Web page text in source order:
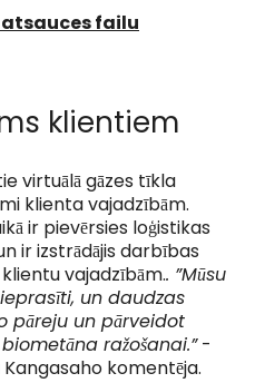
atsauces failu
klientiem
virtuālā gāzes tīkla
klienta vajadzībām.
ir pievērsies loģistikas
ir izstrādājis darbības
vajadzībām.. ”Mūsu
un daudzas
pāreju un pārveidot
ražošanai.”-
komentēja.